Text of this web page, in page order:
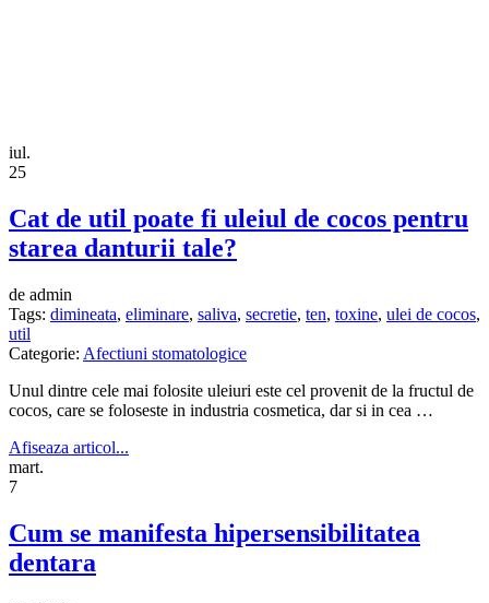
iul.
25
Cat de util poate fi uleiul de cocos pentru
starea danturii tale?
de admin
Tags: dimineata, eliminare, saliva, secretie, ten, toxine, ulei de cocos,
util
Categorie: Afectiuni stomatologice
Unul dintre cele mai folosite uleiuri este cel provenit de la fructul de
cocos, care se foloseste in industria cosmetica, dar si in cea …
Afiseaza articol...
mart.
7
Cum se manifesta hipersensibilitatea
dentara